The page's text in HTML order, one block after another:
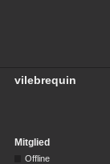
vilebrequin
Mitglied
Offline